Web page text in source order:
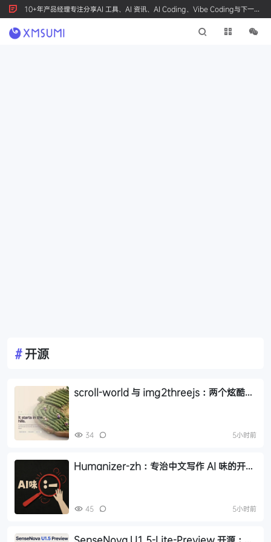
10+年产品经理专注分享AI 工具、AI 资讯、AI Coding、Vibe Coding与下一代
产品创新，按 Ctrl+D 收藏我们
#开源
scroll-world 与 img2threejs：两个炫酷的
34 5小时前
Humanizer-zh：专治中文写作 AI 味的开源
45 5小时前
SenseNova U1.5-Lite-Preview 开源：